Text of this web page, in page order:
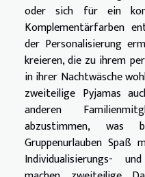
oder sich für ein
Komplementärfarben
der Personalisierung
kreieren, die zu ihrem
in ihrer Nachtwäsche
zweiteilige Pyjamas
anderen
abzustimmen, was
Gruppenurlauben Spaß
Individualisierungs-